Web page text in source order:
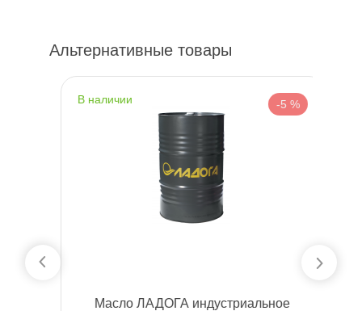
Альтернативные товары
наличии -5 %
Масло ЛАДОГА индустриальное